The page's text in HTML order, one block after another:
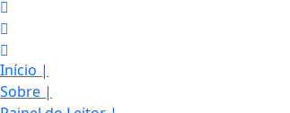
Início |
Sobre |